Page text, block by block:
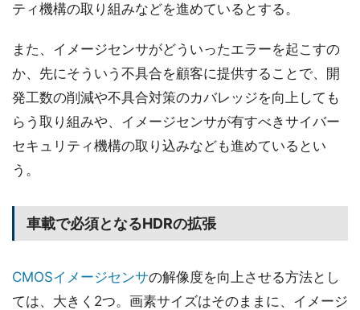
ティ機構の取り組みなどを進めているとする。
また、イメージセンサがどういったエラーを起こすの
か、先にそういう不具合を顧客に提供することで、開
発工数の削減や不具合対策のカバレッジを向上しても
らう取り組みや、イメージセンサが有すべきサイバー
セキュリティ機構の取り込みなども進めているとい
う。
車載で必須となるHDRの拡張
CMOSイメージセンサの解像度を向上させる方法とし
ては、大きく2つ。画素サイズはそのままに、イメージ